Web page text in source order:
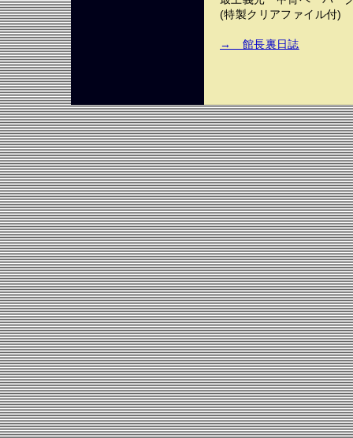
(特製クリアファイル付)
→ 館長裏日誌